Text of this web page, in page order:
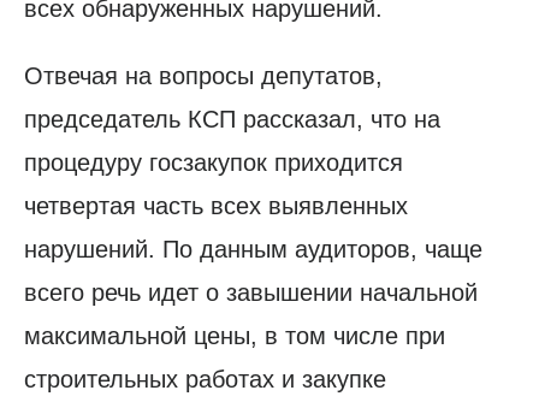
всех обнаруженных нарушений.
Отвечая на вопросы депутатов,
председатель КСП рассказал, что на
процедуру госзакупок приходится
четвертая часть всех выявленных
нарушений. По данным аудиторов, чаще
всего речь идет о завышении начальной
максимальной цены, в том числе при
строительных работах и закупке